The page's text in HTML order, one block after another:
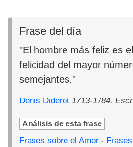
Frase del día
"El hombre más feliz es
felicidad del mayor
semejantes."
Denis Diderot 1713-1784.
Análisis de esta frase
Frases sobre el Amor -